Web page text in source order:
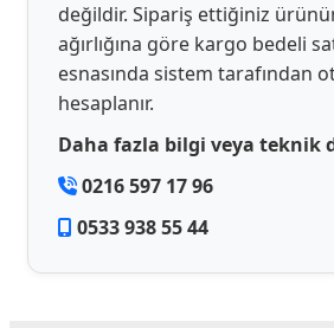
değildir. Sipariş ettiğiniz
ağırlığına göre kargo bedeli
esnasında sistem tarafından
hesaplanır.
Daha fazla bilgi veya teknik
0216 597 17 96
0533 938 55 44